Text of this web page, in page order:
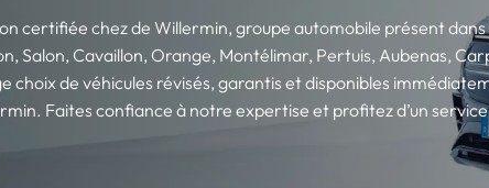
certifiée chez de Willermin, groupe automobile présent
Salon, Cavaillon, Orange, Montélimar, Pertuis, Aubenas,
choix de véhicules révisés, garantis et disponibles
Faites confiance à notre expertise et profitez d’un service